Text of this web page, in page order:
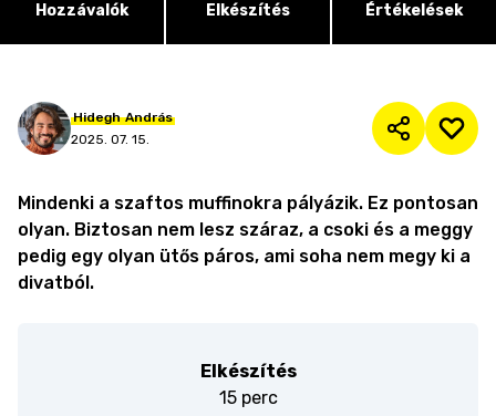
Hozzávalók Elkészítés Értékelések
Hidegh András
2025. 07. 15.
Mindenki a szaftos muffinokra pályázik. Ez pontosan
olyan. Biztosan nem lesz száraz, a csoki és a meggy
pedig egy olyan ütős páros, ami soha nem megy ki a
divatból.
Elkészítés
15 perc